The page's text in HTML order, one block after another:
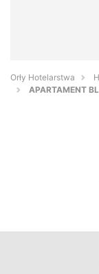
Orły Hotelarstwa
APARTAMENT